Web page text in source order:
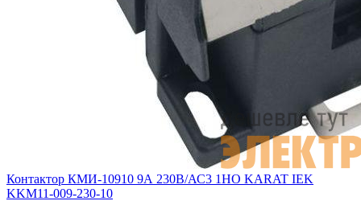
Контактор КМИ-10910 9А 230В/АС3 1НО KARAT IEK
KKM11-009-230-10